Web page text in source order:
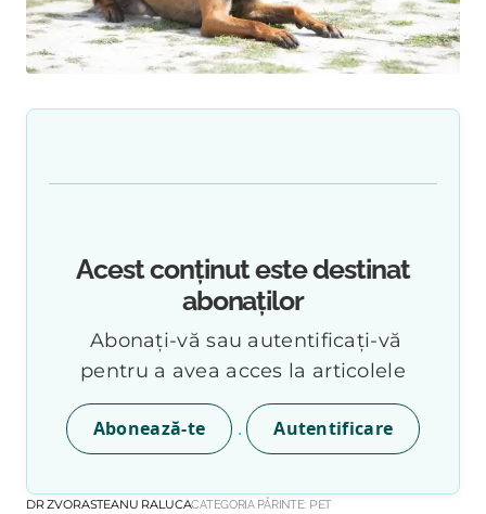
Acest conținut este destinat
abonaților
Abonați-vă sau autentificați-vă
pentru a avea acces la articolele
Abonează-te . Autentificare
DR ZVORASTEANU RALUCACATEGORIA PĂRINTE: PET